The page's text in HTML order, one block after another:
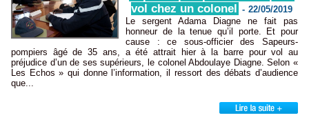
vol chez un colonel
- 22/05/2019
Le sergent Adama Diagne ne fait pas
honneur de la tenue qu’il porte. Et pour
cause : ce sous-officier des Sapeurs-
pompiers âgé de 35 ans, a été attrait hier à la barre pour vol au
préjudice d’un de ses supérieurs, le colonel Abdoulaye Diagne. Selon «
Les Echos » qui donne l’information, il ressort des débats d’audience
que...